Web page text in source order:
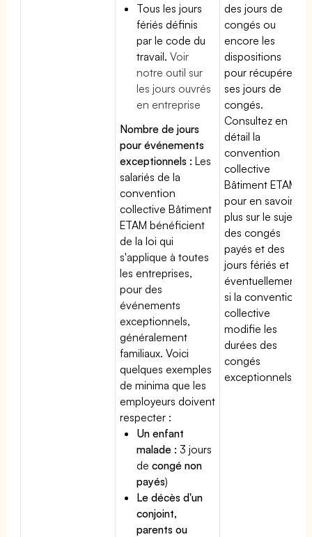
Tous les jours
fériés définis
par le code du
travail.Voir
notre outil sur
les jours ouvrés
en entreprise
Nombre de jours
pour événements
exceptionnels : Les
salariés de la
convention
collective Bâtiment
ETAM bénéficient
de la loi qui
s'applique à toutes
les entreprises,
pour des
événements
exceptionnels,
généralement
familiaux. Voici
quelques exemples
de minima que les
employeurs doivent
respecter :
Un enfant
malade : 3 jours
decongé non
payés)
Le décès d'un
conjoint,
parents ou
des jours de
congés ou
encore les
dispositions
pour récupérer
ses jours de
congés.
Consultez en
détail la
convention
collective
Bâtiment ETAM
pour en savoir
plus sur le sujet
des congés
payés et des
jours fériés et
éventuellement
si la convention
collective
modifie les
durées des
congés
exceptionnels.